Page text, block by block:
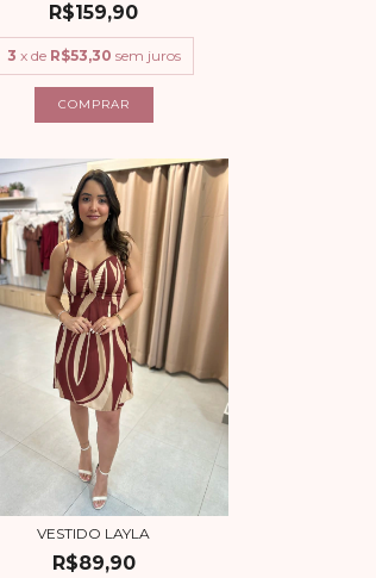
R$159,90
3 x de R$53,30 sem juros
COMPRAR
VESTIDO LAYLA
R$89,90